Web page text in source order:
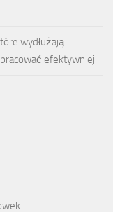
wydłużają
efektywniej